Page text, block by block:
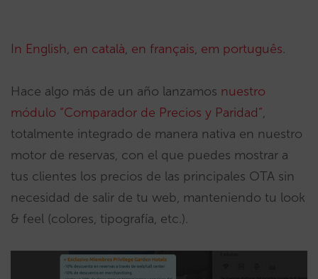
In English, en català, en français, em português.
Hace algo más de un año lanzamos nuestro
módulo “Comparador de Precios y Paridad”,
totalmente integrado de manera nativa en nuestro
motor de reservas, con el que puedes mostrar a
tus clientes los precios de las principales OTA sin
necesidad de salir de tu web, manteniendo tu look
& feel (colores, tipografía, etc.).